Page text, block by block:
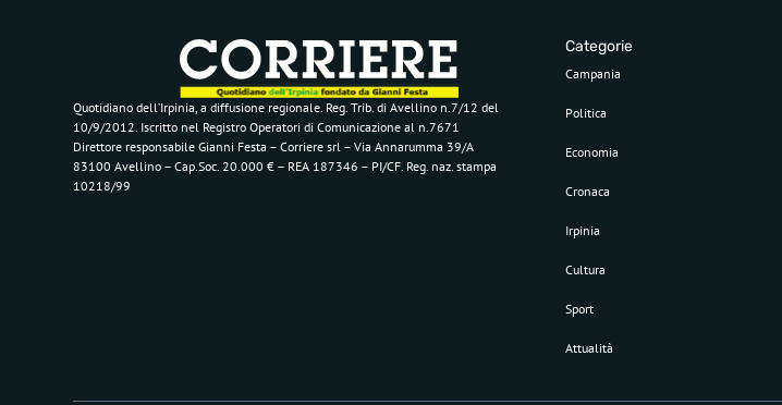
Quotidiano dell’Irpinia, a diffusione regionale. Reg. Trib. di Avellino n.7/12 del
10/9/2012. Iscritto nel Registro Operatori di Comunicazione al n.7671
Direttore responsabile Gianni Festa – Corriere srl – Via Annarumma 39/A
83100 Avellino – Cap.Soc. 20.000 € – REA 187346 – PI/CF. Reg. naz. stampa
10218/99
Categorie
Campania
Politica
Economia
Cronaca
Irpinia
Cultura
Sport
Attualità